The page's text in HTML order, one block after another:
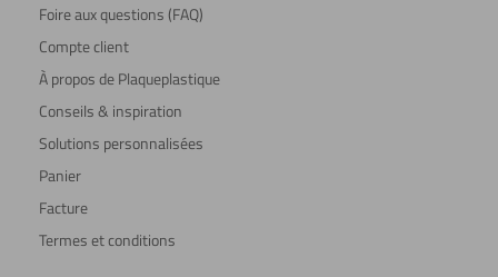
Foire aux questions (FAQ)
Compte client
À propos de Plaqueplastique
Conseils & inspiration
Solutions personnalisées
Panier
Facture
Termes et conditions